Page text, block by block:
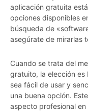
aplicación gratuita
opciones disponibles
búsqueda de
asegúrate de mirarlas
Cuando se trata del
gratuito, la elección
sea fácil de usar y
una buena opción.
aspecto profesional